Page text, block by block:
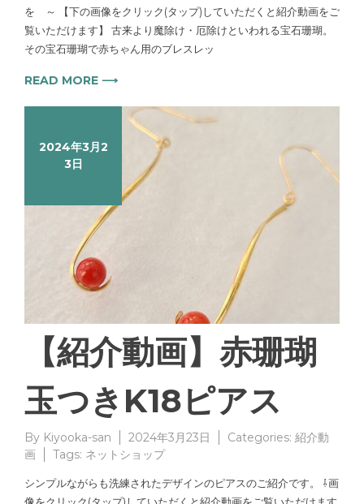
を ～ 【下の画像をクリック(タップ)していただくと紹介動画をご
覧いただけます】 古来より魔除け・厄除けといわれる宝石珊瑚。
その宝石珊瑚で赤ちゃん用のブレスレッ
READ MORE ⟶
2024年3月2
3日
【紹介動画】赤珊瑚
玉つきK18ピアス
By Kiyooka-san 2024年3月23日 Categories: 紹介動
画
Tags: ネットショップ
シンプルながらも洗練されたデザインのピアスのご紹介です。 ⇩画